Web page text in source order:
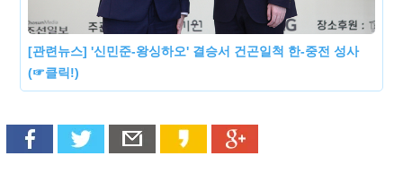
[관련뉴스] '신민준-왕싱하오' 결승서 건곤일척 한-중전 성사
(☞클릭!)